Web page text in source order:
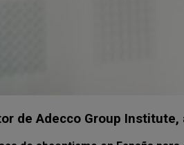
de Adecco Group